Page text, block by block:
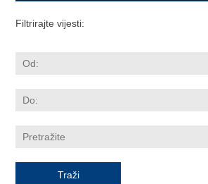
Filtrirajte vijesti: